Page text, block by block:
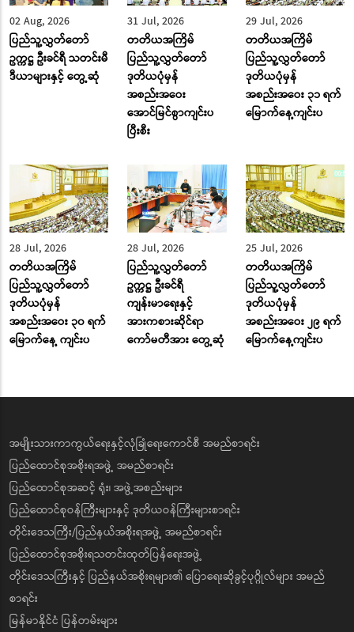
02 Aug, 2026
ပြည်သူ့လွှတ်တော်
ဥက္ကဋ္ဌ ဦးခင်ရီ သတင်းမီ
ဒီယာများနှင့် တွေ့ဆုံ
31 Jul, 2026
တတိယအကြိမ်
ပြည်သူ့လွှတ်တော်
ဒုတိယပုံမှန်
အစည်းအဝေး
အောင်မြင်စွာကျင်းပ
ပြီးစီး
29 Jul, 2026
တတိယအကြိမ်
ပြည်သူ့လွှတ်တော်
ဒုတိယပုံမှန်
အစည်းအဝေး ၃၁ ရက်
မြောက်နေ့ကျင်းပ
28 Jul, 2026
တတိယအကြိမ်
ပြည်သူ့လွှတ်တော်
ဒုတိယပုံမှန်
အစည်းအဝေး ၃၀ ရက်
မြောက်နေ့ ကျင်းပ
28 Jul, 2026
ပြည်သူ့လွှတ်တော်
ဥက္ကဋ္ဌ ဦးခင်ရီ
ကျန်းမာရေးနှင့်
အားကစားဆိုင်ရာ
ကော်မတီအား တွေ့ဆုံ
25 Jul, 2026
တတိယအကြိမ်
ပြည်သူ့လွှတ်တော်
ဒုတိယပုံမှန်
အစည်းအဝေး ၂၉ ရက်
မြောက်နေ့ကျင်းပ
အမျိုးသားကာကွယ်ရေးနှင့်လုံခြုံရေးကောင်စီ အမည်စာရင်း
ပြည်ထောင်စုအစိုးရအဖွဲ့ အမည်စာရင်း
ပြည်ထောင်စုအဆင့် ရုံး၊ အဖွဲ့အစည်းများ
ပြည်ထောင်စုဝန်ကြီးများနှင့် ဒုတိယဝန်ကြီးများစာရင်း
တိုင်းဒေသကြီး/ပြည်နယ်အစိုးရအဖွဲ့ အမည်စာရင်း
ပြည်ထောင်စုအစိုးရသတင်းထုတ်ပြန်ရေးအဖွဲ့
တိုင်းဒေသကြီးနှင့် ပြည်နယ်အစိုးရများ၏ ပြောရေးဆိုခွင့်ပုဂ္ဂိုလ်များ အမည်
စာရင်း
မြန်မာနိုင်ငံ ပြန်တမ်းများ